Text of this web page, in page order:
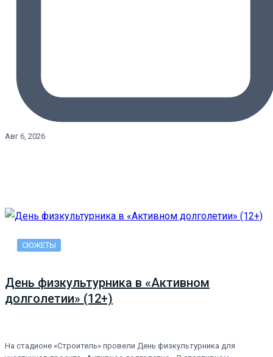
Авг 6, 2026
СЮЖЕТЫ
День физкультурника в «Активном
долголетии» (12+)
На стадионе «Строитель» провели День физкультурника для